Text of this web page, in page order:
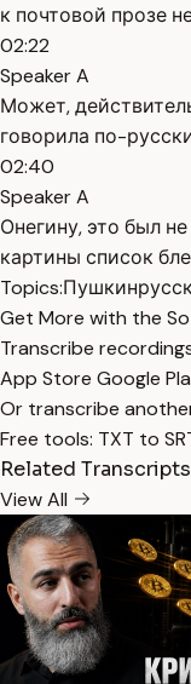
к почтовой прозе
02:22
Speaker A
Может,
говорила по-
02:40
Speaker A
Онегину, это был
картины список
Topics:Пушкин
Get More with the
Transcribe
App Store Google
Or transcribe
Free tools: TXT to
Related Transcripts
View All